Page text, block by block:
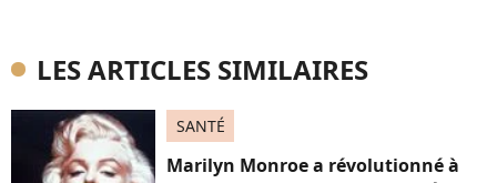
LES ARTICLES SIMILAIRES
SANTÉ
Marilyn Monroe a révolutionné à